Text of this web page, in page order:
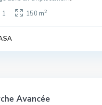
1 150 m2
Avancée